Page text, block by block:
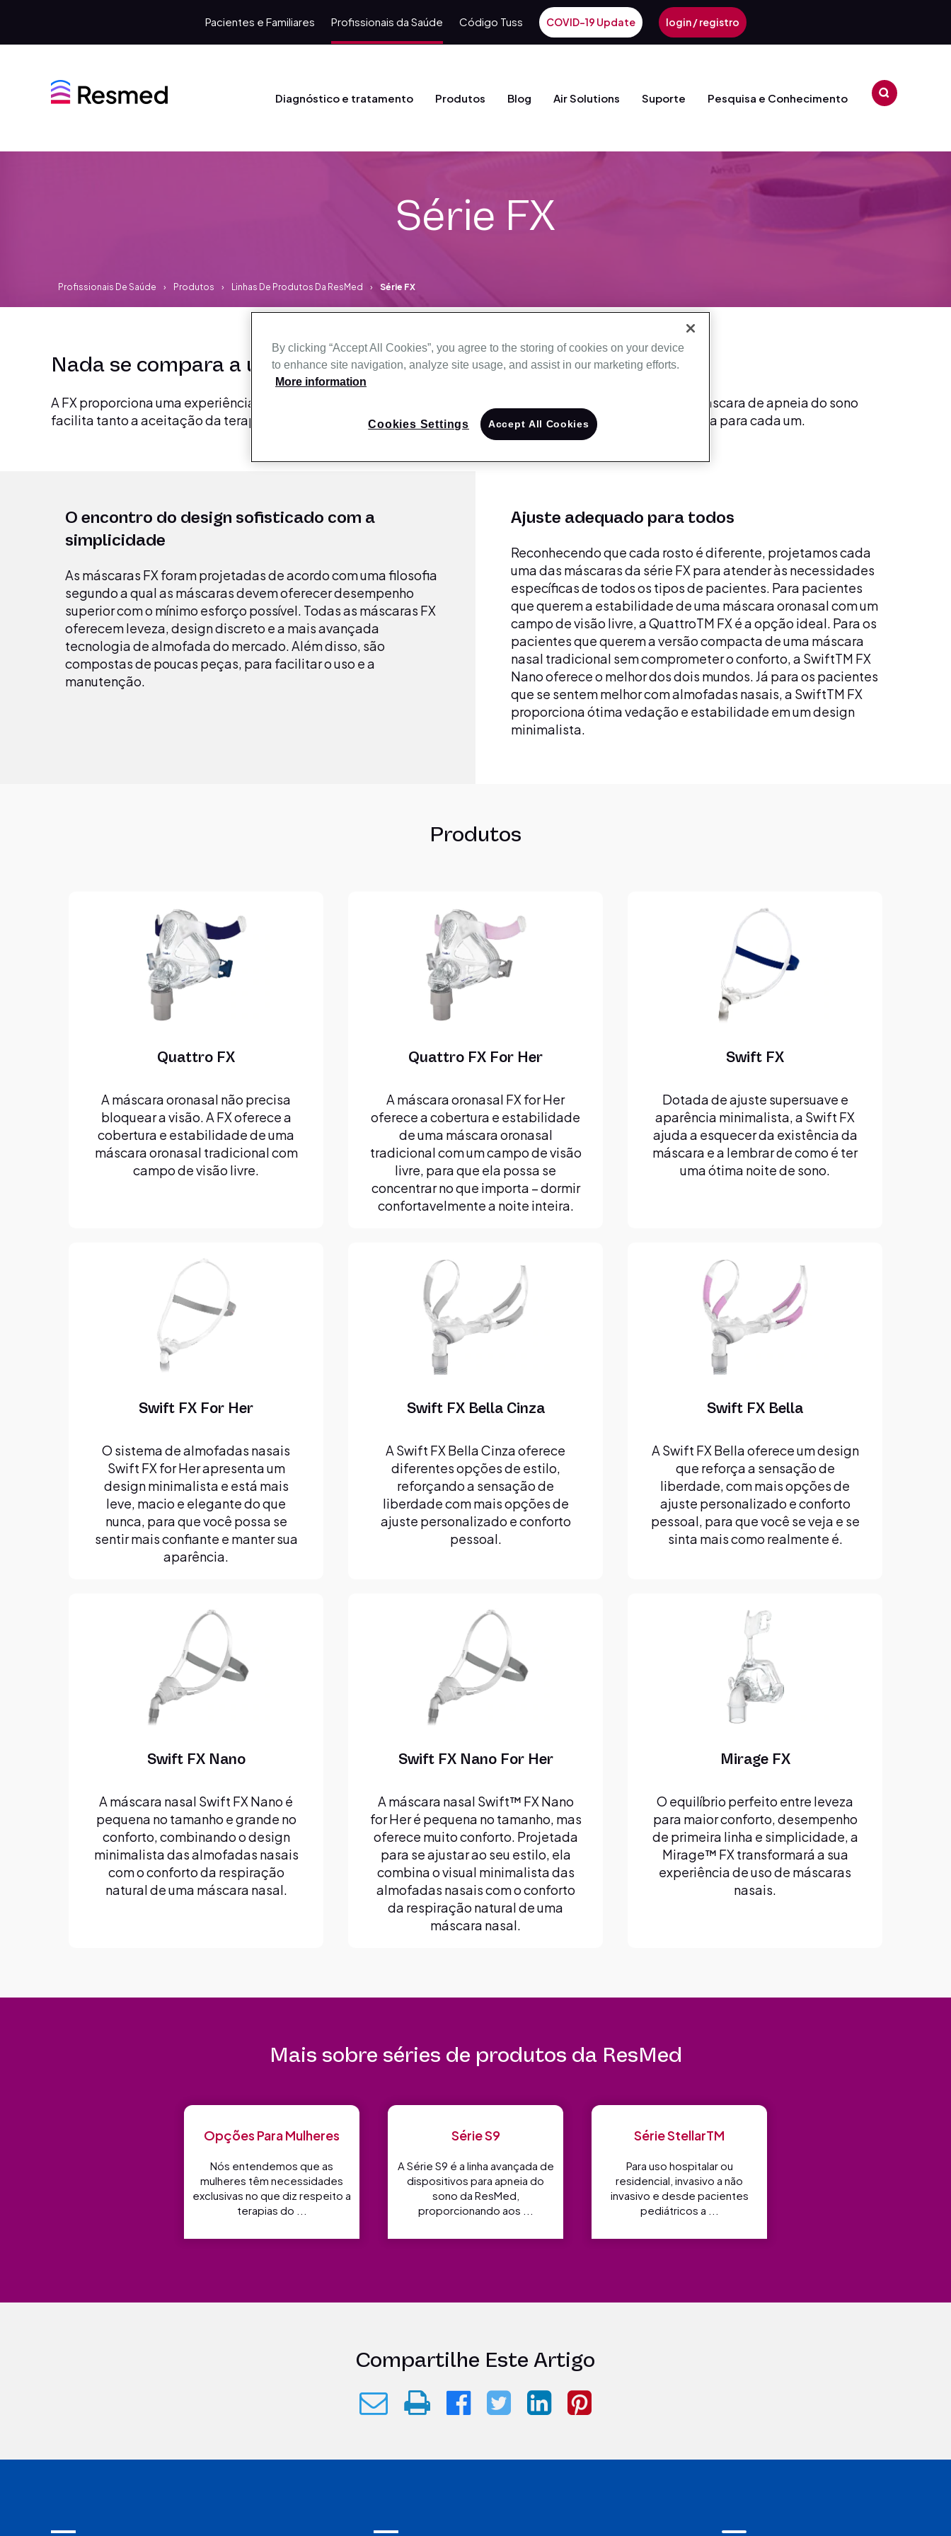
Pacientes e Familiares Profissionais da Saúde Código Tuss COVID-19 Update login / registro
Diagnóstico e tratamento Produtos Blog Air Solutions Suporte Pesquisa e Conhecimento
Série FX
Profissionais De Saúde Produtos Linhas De Produtos Da ResMed Série FX
Nada se compara a uma máscara FX
A FX proporciona uma experiência incomparável. A FX proporciona um ajuste incomparável. Nenhuma outra máscara de apneia do sono
facilita tanto a aceitação da terapia pelos pacientes. A série de máscaras FX da ResMed tem a solução perfeita para cada um.
O encontro do design sofisticado com a
simplicidade
As máscaras FX foram projetadas de acordo com uma filosofia
segundo a qual as máscaras devem oferecer desempenho
superior com o mínimo esforço possível. Todas as máscaras FX
oferecem leveza, design discreto e a mais avançada
tecnologia de almofada do mercado. Além disso, são
compostas de poucas peças, para facilitar o uso e a
manutenção.
Ajuste adequado para todos
Reconhecendo que cada rosto é diferente, projetamos cada
uma das máscaras da série FX para atender às necessidades
específicas de todos os tipos de pacientes. Para pacientes
que querem a estabilidade de uma máscara oronasal com um
campo de visão livre, a QuattroTM FX é a opção ideal. Para os
pacientes que querem a versão compacta de uma máscara
nasal tradicional sem comprometer o conforto, a SwiftTM FX
Nano oferece o melhor dos dois mundos. Já para os pacientes
que se sentem melhor com almofadas nasais, a SwiftTM FX
proporciona ótima vedação e estabilidade em um design
minimalista.
Produtos
Quattro FX
A máscara oronasal não precisa
bloquear a visão. A FX oferece a
cobertura e estabilidade de uma
máscara oronasal tradicional com
campo de visão livre.
Quattro FX For Her
A máscara oronasal FX for Her
oferece a cobertura e estabilidade
de uma máscara oronasal
tradicional com um campo de visão
livre, para que ela possa se
concentrar no que importa – dormir
confortavelmente a noite inteira.
Swift FX
Dotada de ajuste supersuave e
aparência minimalista, a Swift FX
ajuda a esquecer da existência da
máscara e a lembrar de como é ter
uma ótima noite de sono.
Swift FX For Her
O sistema de almofadas nasais
Swift FX for Her apresenta um
design minimalista e está mais
leve, macio e elegante do que
nunca, para que você possa se
sentir mais confiante e manter sua
aparência.
Swift FX Bella Cinza
A Swift FX Bella Cinza oferece
diferentes opções de estilo,
reforçando a sensação de
liberdade com mais opções de
ajuste personalizado e conforto
pessoal.
Swift FX Bella
A Swift FX Bella oferece um design
que reforça a sensação de
liberdade, com mais opções de
ajuste personalizado e conforto
pessoal, para que você se veja e se
sinta mais como realmente é.
Swift FX Nano
A máscara nasal Swift FX Nano é
pequena no tamanho e grande no
conforto, combinando o design
minimalista das almofadas nasais
com o conforto da respiração
natural de uma máscara nasal.
Swift FX Nano For Her
A máscara nasal Swift™ FX Nano
for Her é pequena no tamanho, mas
oferece muito conforto. Projetada
para se ajustar ao seu estilo, ela
combina o visual minimalista das
almofadas nasais com o conforto
da respiração natural de uma
máscara nasal.
Mirage FX
O equilíbrio perfeito entre leveza
para maior conforto, desempenho
de primeira linha e simplicidade, a
Mirage™ FX transformará a sua
experiência de uso de máscaras
nasais.
Mais sobre séries de produtos da ResMed
Opções Para Mulheres
Nós entendemos que as
mulheres têm necessidades
exclusivas no que diz respeito a
terapias do ...
Série S9
A Série S9 é a linha avançada de
dispositivos para apneia do
sono da ResMed,
proporcionando aos ...
Série StellarTM
Para uso hospitalar ou
residencial, invasivo a não
invasivo e desde pacientes
pediátricos a ...
Compartilhe Este Artigo
By clicking “Accept All Cookies”, you agree to the storing of cookies on your device
to enhance site navigation, analyze site usage, and assist in our marketing efforts.
More information
Cookies Settings Accept All Cookies